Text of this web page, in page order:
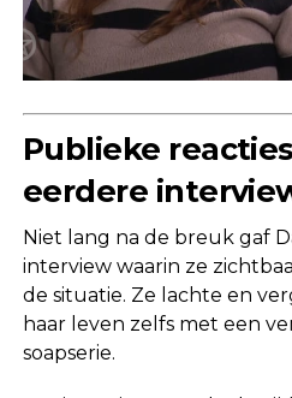
Publieke
eerdere
Niet lang na de breuk gaf
interview waarin ze
de situatie. Ze lachte en
haar leven zelfs met een
soapserie.